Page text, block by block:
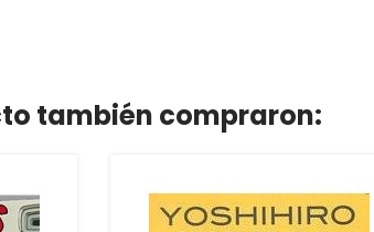
también compraron: